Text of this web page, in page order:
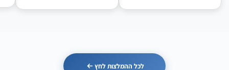
לכל ההמלצות לחץ